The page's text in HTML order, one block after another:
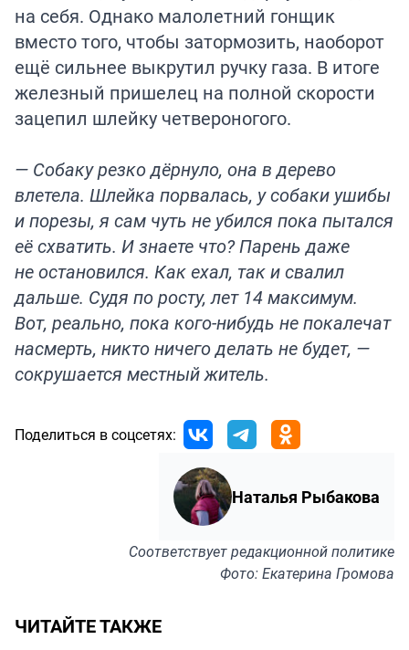
на себя. Однако малолетний гонщик
вместо того, чтобы затормозить, наоборот
ещё сильнее выкрутил ручку газа. В итоге
железный пришелец на полной скорости
зацепил шлейку четвероногого.
— Собаку резко дёрнуло, она в дерево
влетела. Шлейка порвалась, у собаки ушибы
и порезы, я сам чуть не убился пока пытался
её схватить. И знаете что? Парень даже
не остановился. Как ехал, так и свалил
дальше. Судя по росту, лет 14 максимум.
Вот, реально, пока кого-нибудь не покалечат
насмерть, никто ничего делать не будет, —
сокрушается местный житель.
Поделиться в соцсетях:
Наталья Рыбакова
Соответствуетредакционной политике
Фото: Екатерина Громова
ЧИТАЙТЕ ТАКЖЕ